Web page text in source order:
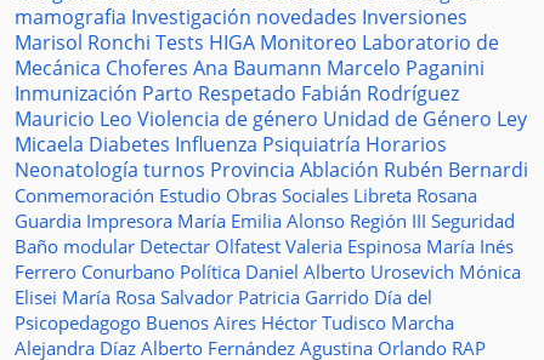
mamografia Investigación novedades Inversiones
Marisol Ronchi Tests HIGA Monitoreo Laboratorio de
Mecánica Choferes Ana Baumann Marcelo Paganini
Inmunización Parto Respetado Fabián Rodríguez
Mauricio Leo Violencia de género Unidad de Género Ley
Micaela Diabetes Influenza Psiquiatría Horarios
Neonatología turnos Provincia Ablación Rubén Bernardi
Conmemoración Estudio Obras Sociales Libreta Rosana
Guardia Impresora María Emilia Alonso Región III Seguridad
Baño modular Detectar Olfatest Valeria Espinosa María Inés
Ferrero Conurbano Política Daniel Alberto Urosevich Mónica
Elisei María Rosa Salvador Patricia Garrido Día del
Psicopedagogo Buenos Aires Héctor Tudisco Marcha
Alejandra Díaz Alberto Fernández Agustina Orlando RAP